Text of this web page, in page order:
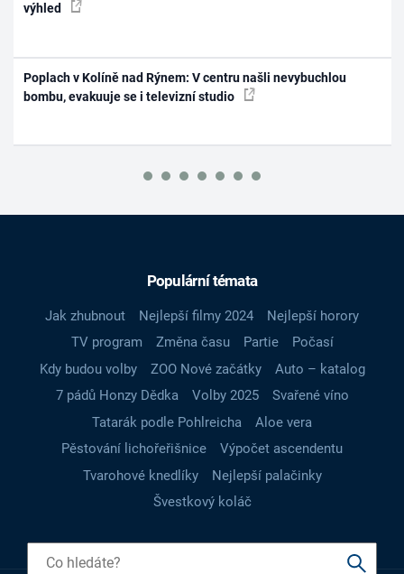
výhled
Poplach v Kolíně nad Rýnem: V centru našli nevybuchlou
bombu, evakuuje se i televizní studio
Populární témata
Jak zhubnout Nejlepší filmy 2024
Nejlepší horory
TV program
Změna času Partie
Počasí
Kdy budou volby
ZOO Nové začátky
Auto – katalog
7 pádů Honzy Dědka
Volby 2025
Svařené víno
Tatarák podle Pohlreicha
Aloe vera
Pěstování lichořeřišnice
Výpočet ascendentu
Tvarohové knedlíky
Nejlepší palačinky
Švestkový koláč